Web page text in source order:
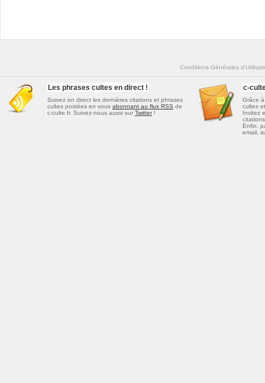
Conditions Générales
Les phrases cultes en direct !
Suivez en direct les dernières citations et phrases
cultes postées en vous abonnant au flux RSS de
c-culte.fr. Suivez-nous aussi sur Twitter!
c-
Grâce
cultes
Invitez
citations
Enfin,
email,